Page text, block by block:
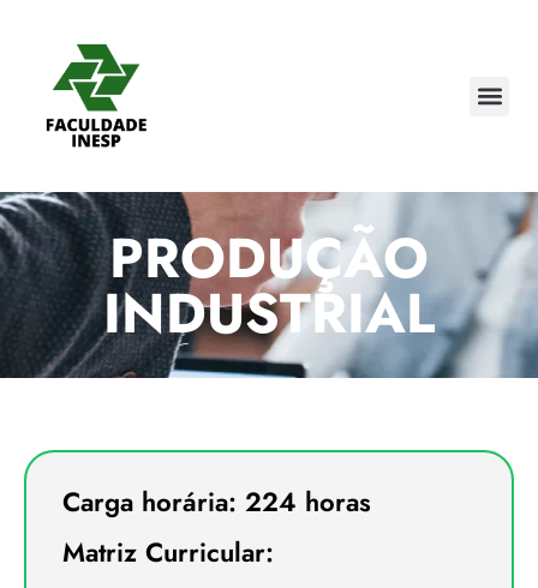
PRODUÇÃO
INDUSTRIAL
Carga horária: 224 horas
Matriz Curricular: